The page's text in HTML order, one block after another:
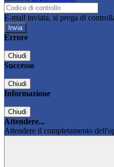
E-mail inviata, si prega di
Errore
Chiudi
Successo
Chiudi
Informazione
Chiudi
Attendere...
Attendere il completamento